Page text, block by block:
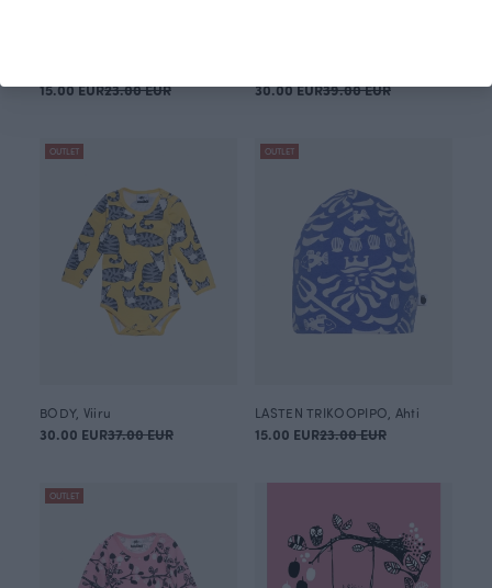
15.00 EUR23.00 EUR 30.00 EUR39.00 EUR
OUTLET
BODY, Viiru
30.00 EUR37.00 EUR
OUTLET
LASTEN TRIKOOPIPO, Ahti
15.00 EUR23.00 EUR
OUTLET